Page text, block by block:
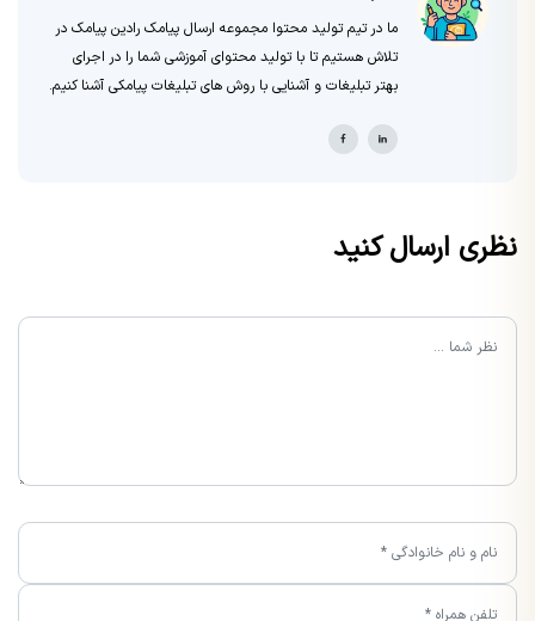
ما در تیم تولید محتوا مجموعه ارسال پیامک رادین پیامک در
تلاش هستیم تا با تولید محتوای آموزشی شما را در اجرای
بهتر تبلیغات و آشنایی با روش های تبلیغات پیامکی آشنا کنیم.
نظری ارسال کنید